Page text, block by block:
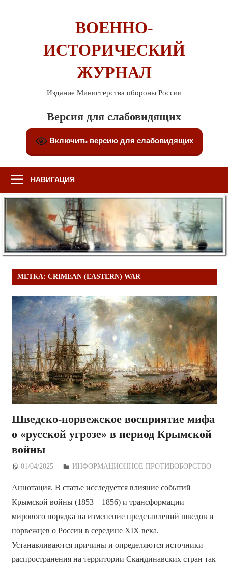
ВОЕННО-
ИСТОРИЧЕСКИЙ
ЖУРНАЛ
Издание Министерства обороны России
Версия для слабовидящих
Включить версию для слабовидящих
НАВИГАЦИЯ
МЕТКА: CRIMEAN (EASTERN) WAR
Шведско-норвежское восприятие мифа
о «русской угрозе» в период Крымской
войны
01/04/2025 Дежурный по Редакции
ИНФОРМАЦИОННОЕ ПРОТИВОБОРСТВО
Аннотация. В статье исследуется влияние событий
Крымской войны (1853—1856) и трансформации
мирового порядка на изменение представлений шведов и
норвежцев о России в середине XIX века.
Устанавливаются причины и определяются источники
распространения на территории Скандинавских стран так